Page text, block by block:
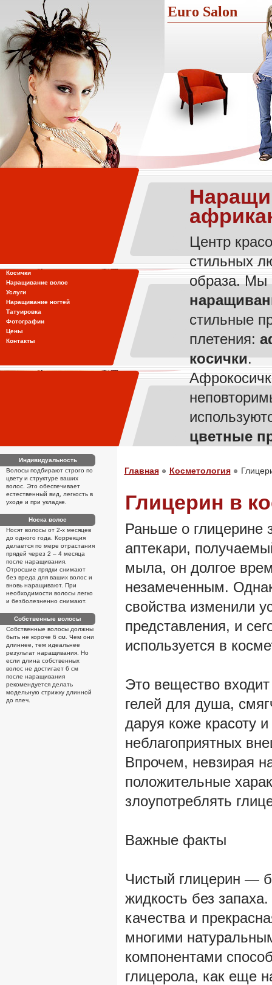
Euro Salon
Косички
Наращивание волос
Услуги
Наращивание ногтей
Татуировка
Фотографии
Цены
Контакты
Центр
стильных
образа. Мы
стильные
плетения:
косички.
цветные
Индивидуальность
Волосы подбирают строго по
цвету и структуре ваших
волос. Это обеспечивает
естественный вид, легкость в
уходе и при укладке.
Носка волос
Носят волосы от 2-х месяцев
до одного года. Коррекция
делается по мере отрастания
прядей через 2 – 4 месяца
после наращивания.
Отросшие прядки снимают
без вреда для ваших волос и
вновь наращивают. При
необходимости волосы легко
и безболезненно снимают.
Собственные волосы
Собственные волосы должны
быть не короче 6 см. Чем они
длиннее, тем идеальнее
результат наращивания. Но
если длина собственных
волос не достигает 6 см
после наращивания
рекомендуется делать
модельную стрижку длинной
до плеч.
Главная Косметология
Глицерин в
Раньше о глицерине
аптекари,
мыла, он долгое
незамеченным.
свойства изменили
представления, и
используется в
Это вещество
гелей для душа,
даруя коже красоту
неблагоприятных
Впрочем, невзирая
положительные
злоупотреблять
Важные факты
Чистый глицерин —
жидкость без
качества и
многими
компонентами
глицерола, как еще